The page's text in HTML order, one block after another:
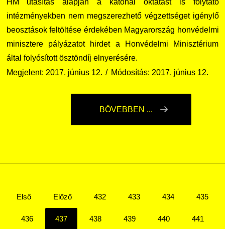
HM utasítás alapján a katonai oktatást is folytató
intézményekben nem megszerezhető végzettséget igénylő
beosztások feltöltése érdekében Magyarország honvédelmi
minisztere pályázatot hirdet a Honvédelmi Minisztérium
által folyósított ösztöndíj elnyerésére.
Megjelent: 2017. június 12.
Módosítás: 2017. június 12.
BŐVEBBEN ...
Első Előző 432 433 434 435
436 437 438 439 440 441